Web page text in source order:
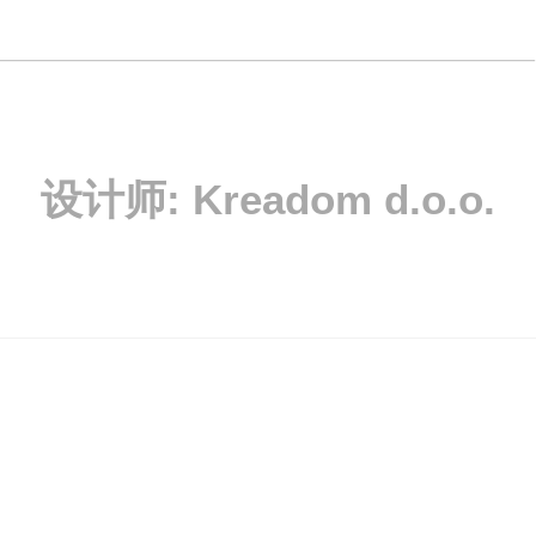
设计师: Kreadom d.o.o.